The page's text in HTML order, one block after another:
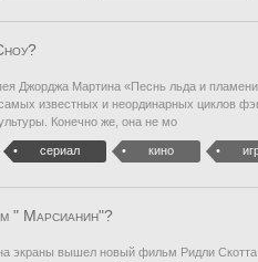
Джорджа Мартина «Песнь льда и
известных и неординарных циклов
Конечно же, она не мо
сериал кино
" Марсианин"?
экраны вышел новый фильм Ридли